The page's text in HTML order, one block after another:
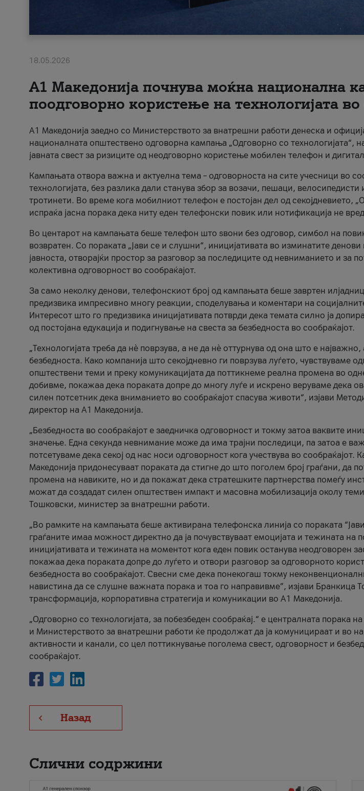
18.05.2026
A1 Македонија почнува моќна национална
поодговорно користење на технологијата во
A1 Македонија заедно со Министерството за внатрешни работи денеска и
националната општествено одговорна кампања „Одговорно со технологијата“,
јавната свест за ризиците од неодговорно користење мобилен телефон и
Кампањата отвора важна и актуелна тема – одговорноста на сите учесници во
технологијата, без разлика дали станува збор за возачи, пешаци,
тротинети. Во време кога мобилниот телефон е постојан дел од секојдневието,
испраќа јасна порака дека ниту еден телефонски повик или нотификација не
Во центарот на кампањата беше телефон што ѕвони без одговор, симбол на
возвратен. Со пораката „Јави се и слушни“, иницијативата во изминатите
јавноста, отворајќи простор за разговор за последиците од невниманието и за
колективна одговорност во сообраќајот.
За само неколку денови, телефонскиот број од кампањата беше завртен
предизвика импресивно многу реакции, споделувања и коментари на
Интересот што го предизвика иницијативата потврди дека темата силно ја
од постојана едукација и подигнување на свеста за безбедноста во сообраќајот.
„Технологијата треба да нè поврзува, а не да нè оттурнува од она што е
безбедноста. Како компанија што секојдневно ги поврзува луѓето, чувствуваме
општествени теми и преку комуникацијата да поттикнеме реална промена во
добивме, покажаа дека пораката допре до многу луѓе и искрено веруваме дека
силен потсетник дека вниманието во сообраќајот спасува животи“, изјави
директор на А1 Македонија.
„Безбедноста во сообраќајот е заедничка одговорност и токму затоа ваквите
значење. Една секунда невнимание може да има трајни последици, па затоа е
потсетуваме дека секој од нас носи одговорност кога учествува во сообраќајот.
Македонија придонесуваат пораката да стигне до што поголем број граѓани, да
промена на навиките, но и да покажат дека стратешките партнерства помеѓу
можат да создадат силен општествен импакт и масовна мобилизација околу теми
Тошковски, министер за внатрешни работи.
„Во рамките на кампањата беше активирана телефонска линија со пораката
граѓаните имаа можност директно да ја почувствуваат емоцијата и тежината на
иницијативата и тежината на моментот кога еден повик останува неодговорен
покажаа дека пораката допре до луѓето и отвори разговор за одговорното
безбедноста во сообраќајот. Свесни сме дека понекогаш токму
навистина да се слушне важната порака и тоа го направивме”, изјави Бранкица
трансформација, корпоративна стратегија и комуникации во А1 Македонија.
„Одговорно со технологијата, за побезбеден сообраќај.“ е централната порака
и Министерството за внатрешни работи ќе продолжат да ја комуницираат и во
активности и канали, со цел поттикнување поголема свест, одговорност и
сообраќајот.
Назад
Слични содржини